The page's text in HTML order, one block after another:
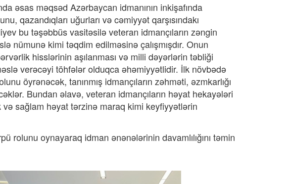
əsas məqsəd Azərbaycan idmanının inkişafında
qazandıqları uğurları və cəmiyyət qarşısındakı
bu təşəbbüs vasitəsilə veteran idmançıların zəngin
nümunə kimi təqdim edilməsinə çalışmışdır. Onun
hisslərinin aşılanması və milli dəyərlərin təbliği
verəcəyi töhfələr olduqca əhəmiyyətlidir. İlk növbədə
öyrənəcək, tanınmış idmançıların zəhməti, əzmkarlığı
Bundan əlavə, veteran idmançıların həyat hekayələri
sağlam həyat tərzinə maraq kimi keyfiyyətlərin
rolunu oynayaraq idman ənənələrinin davamlılığını təmin